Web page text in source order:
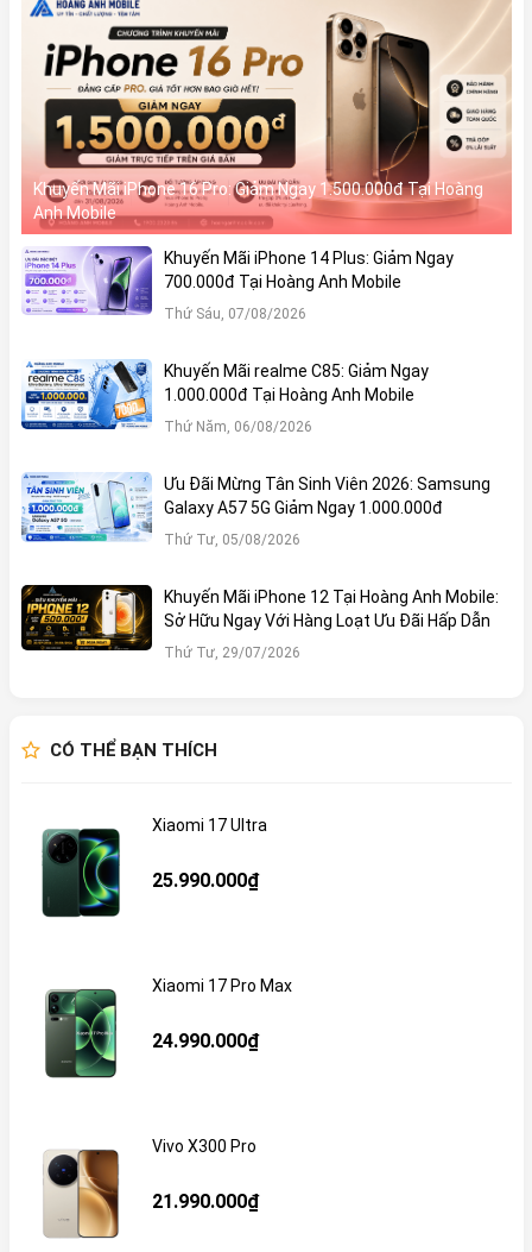
Khuyến Mãi iPhone 16 Pro: Giảm Ngay 1.500.000đ Tại Hoàng
Anh Mobile
Khuyến Mãi iPhone 14 Plus: Giảm Ngay
700.000đ Tại Hoàng Anh Mobile
Thứ Sáu, 07/08/2026
Khuyến Mãi realme C85: Giảm Ngay
1.000.000đ Tại Hoàng Anh Mobile
Thứ Năm, 06/08/2026
Ưu Đãi Mừng Tân Sinh Viên 2026: Samsung
Galaxy A57 5G Giảm Ngay 1.000.000đ
Thứ Tư, 05/08/2026
Khuyến Mãi iPhone 12 Tại Hoàng Anh Mobile:
Sở Hữu Ngay Với Hàng Loạt Ưu Đãi Hấp Dẫn
Thứ Tư, 29/07/2026
CÓ THỂ BẠN THÍCH
Xiaomi 17 Ultra
25.990.000₫
Xiaomi 17 Pro Max
24.990.000₫
Vivo X300 Pro
21.990.000₫